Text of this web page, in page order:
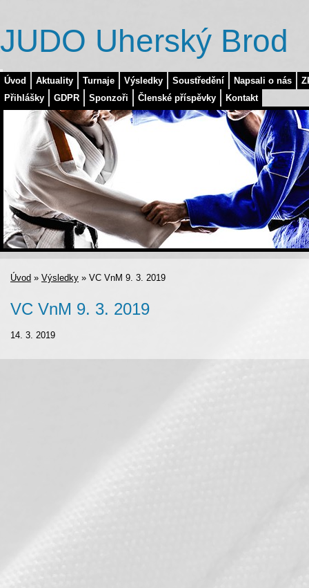
Úvod Aktuality Turnaje Výsledky Soustředění Napsali o nás
Přihlášky
GDPR Sponzoři Členské příspěvky Kontakt
JUDO Uherský Brod
Úvod » Výsledky » VC VnM 9. 3. 2019
VC VnM 9. 3. 2019
14. 3. 2019